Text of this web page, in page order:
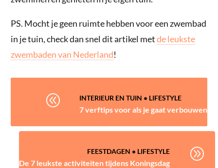
PS. Mocht je geen ruimte hebben voor een zwembad
in je tuin, check dan snel dit artikel metde leukste
zwembaden van Nederland!
@ INTERIEUR EN TUIN • LIFESTYLE
7 verftips voor als je gaat verbouwen
FEESTDAGEN • LIFESTYLE
De 7 leukste activiteiten tijdens Koningsdag
A